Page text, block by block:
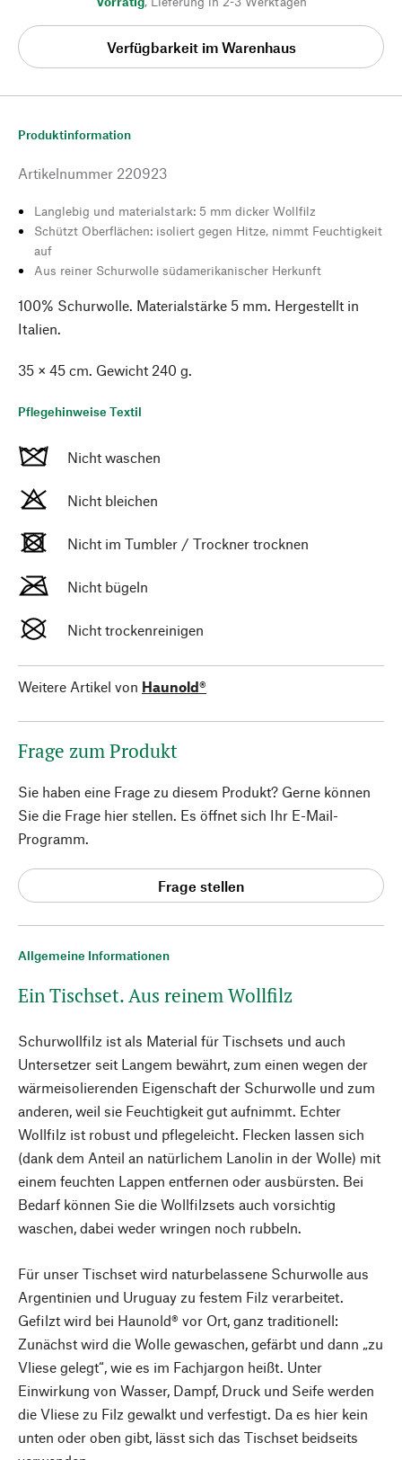
Verfügbarkeit im Warenhaus
Allgemeine Informationen
Ein Tischset. Aus reinem Wollfilz
Schurwollfilz ist als Material für Tischsets und auch
Untersetzer seit Langem bewährt, zum einen wegen der
wärmeisolierenden Eigenschaft der Schurwolle und zum
anderen, weil sie Feuchtigkeit gut aufnimmt. Echter
Wollfilz ist robust und pflegeleicht. Flecken lassen sich
(dank dem Anteil an natürlichem Lanolin in der Wolle) mit
einem feuchten Lappen entfernen oder ausbürsten. Bei
Bedarf können Sie die Wollfilzsets auch vorsichtig
waschen, dabei weder wringen noch rubbeln.
Für unser Tischset wird naturbelassene Schurwolle aus
Argentinien und Uruguay zu festem Filz verarbeitet.
Gefilzt wird bei Haunold® vor Ort, ganz traditionell:
Zunächst wird die Wolle gewaschen, gefärbt und dann „zu
Vliese gelegt“, wie es im Fachjargon heißt. Unter
Einwirkung von Wasser, Dampf, Druck und Seife werden
die Vliese zu Filz gewalkt und verfestigt. Da es hier kein
unten oder oben gibt, lässt sich das Tischset beidseits
Produktinformation
Artikelnummer 220923
Langlebig und materialstark: 5 mm dicker Wollfilz
Schützt Oberflächen: isoliert gegen Hitze, nimmt Feuchtigkeit
auf
Aus reiner Schurwolle südamerikanischer Herkunft
100% Schurwolle. Materialstärke 5 mm. Hergestellt in
Italien.
35 × 45 cm. Gewicht 240 g.
Pflegehinweise Textil
Nicht waschen
Nicht bleichen
Nicht im Tumbler / Trockner trocknen
Nicht bügeln
Nicht trockenreinigen
Weitere Artikel von Haunold®
Frage zum Produkt
Sie haben eine Frage zu diesem Produkt? Gerne können
Sie die Frage hier stellen. Es öffnet sich Ihr E-Mail-
Programm.
Frage stellen